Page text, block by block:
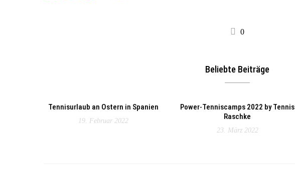
0
Beliebte Beiträge
Tennisurlaub an Ostern in Spanien
19. Februar 2022
Power-Tenniscamps 2022 by Tennis
Raschke
23. März 2022